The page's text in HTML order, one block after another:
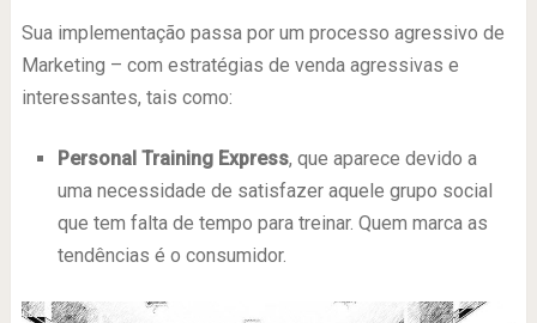
Sua implementação passa por um processo agressivo de
Marketing – com estratégias de venda agressivas e
interessantes, tais como:
Personal Training Express, que aparece devido a
uma necessidade de satisfazer aquele grupo social
que tem falta de tempo para treinar. Quem marca as
tendências é o consumidor.